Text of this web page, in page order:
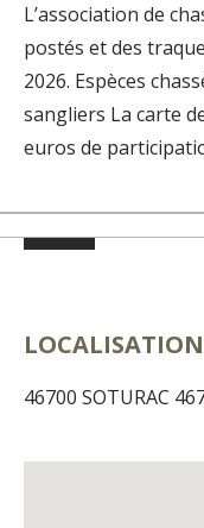
L’association de
postés et des
2026. Espèces
sangliers La carte
euros de
LOCALISATION
46700 SOTURAC